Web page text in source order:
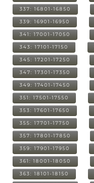
337: 16801-16850
339: 16901-16950
341: 17001-17050
343: 17101-17150
345: 17201-17250
347: 17301-17350
349: 17401-17450
351: 17501-17550
353: 17601-17650
355: 17701-17750
357: 17801-17850
359: 17901-17950
361: 18001-18050
363: 18101-18150